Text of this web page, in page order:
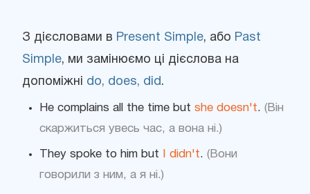
З дієсловами в Present Simple, або Past
Simple, ми замінюємо ці дієслова на
допоміжні do, does, did.
He complains all the time butshe doesn't.(Він
скаржиться увесь час, а вона ні.)
They spoke to him but I didn't.(Вони
говорили з ним, а я ні.)